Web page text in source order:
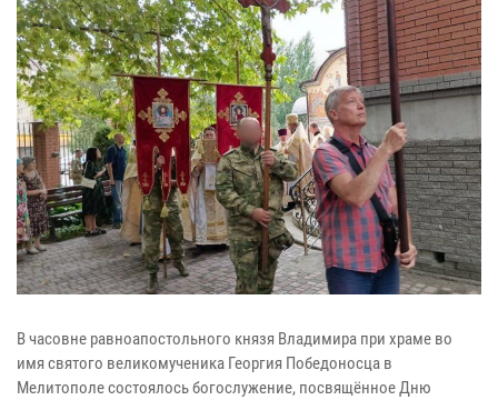
В часовне равноапостольного князя Владимира при храме во
имя святого великомученика Георгия Победоносца в
Мелитополе состоялось богослужение, посвящённое Дню